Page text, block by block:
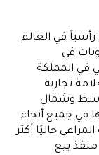
في العالم
في
في المملكة
وقد احتلت المرتبة #1 كعلامة تجارية
وشمال
في جميع أنحاء
حاليًا أكثر
من 40,000 موظف يخدمون حوالي 220,000 منفذ بيع